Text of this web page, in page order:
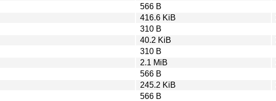
566 B
416.6 KiB
310 B
40.2 KiB
310 B
2.1 MiB
566 B
245.2 KiB
566 B